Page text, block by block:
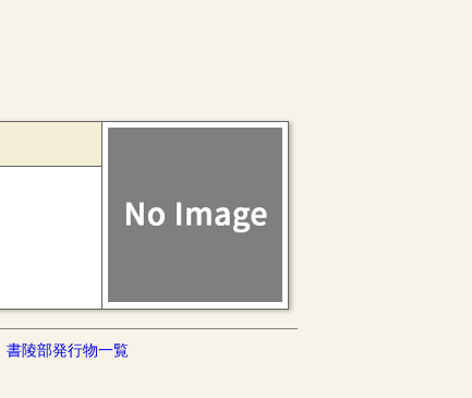
書陵部発行物一覧